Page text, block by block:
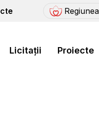
Licitații Proiecte